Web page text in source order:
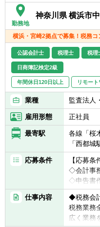
勤務地
神奈川県 横浜市
横浜・宮崎2拠点で募集！税務コ
公認会計士 税理士 税理
日商簿記検定2級
年間休日120日以上 リモート
業種 監査法人
雇用形態 正社員
最寄駅
各線「桜
「西都
応募条件
【応募条
◇会計事
◇申告書
できる方
【具体的
◎責任感
仕事内容
◆税務会
税務業務
広く業務